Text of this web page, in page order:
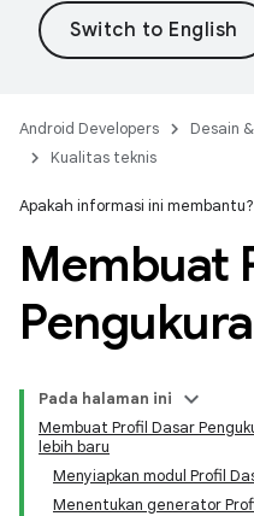
Android Developers Desain
Kualitas teknis
Apakah informasi ini membantu?
Membuat
Pada halaman ini
Membuat Profil Dasar
lebih baru
Menyiapkan modul Profil
Menentukan generator